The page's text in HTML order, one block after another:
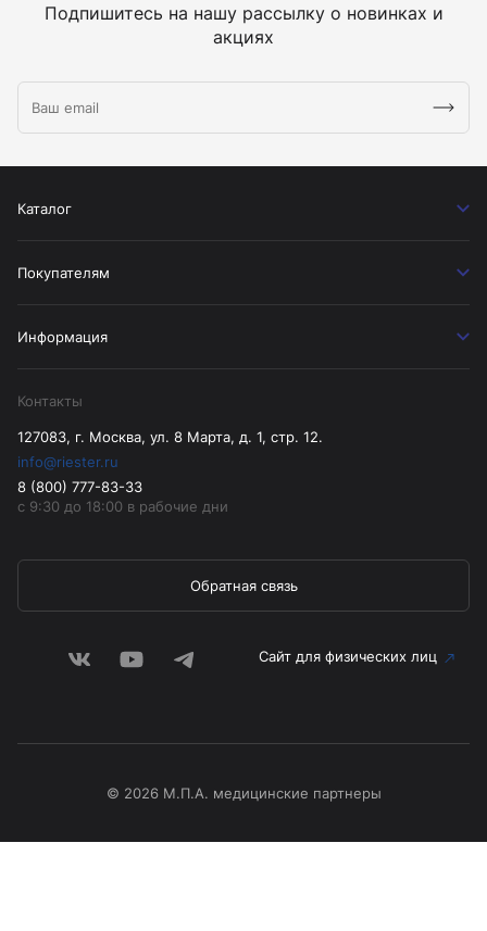
Подпишитесь на нашу рассылку о новинках и
акциях
Каталог
Покупателям
Информация
Контакты
127083, г. Москва, ул. 8 Марта, д. 1, стр. 12.
info@riester.ru
8 (800) 777-83-33
с 9:30 до 18:00 в рабочие дни
Обратная связь
Сайт для физических лиц
© 2026 М.П.А. медицинские партнеры